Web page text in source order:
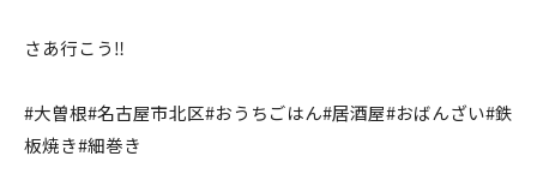
さあ行こう‼️
#大曽根#名古屋市北区#おうちごはん#居酒屋#おばんざい#鉄
板焼き#細巻き